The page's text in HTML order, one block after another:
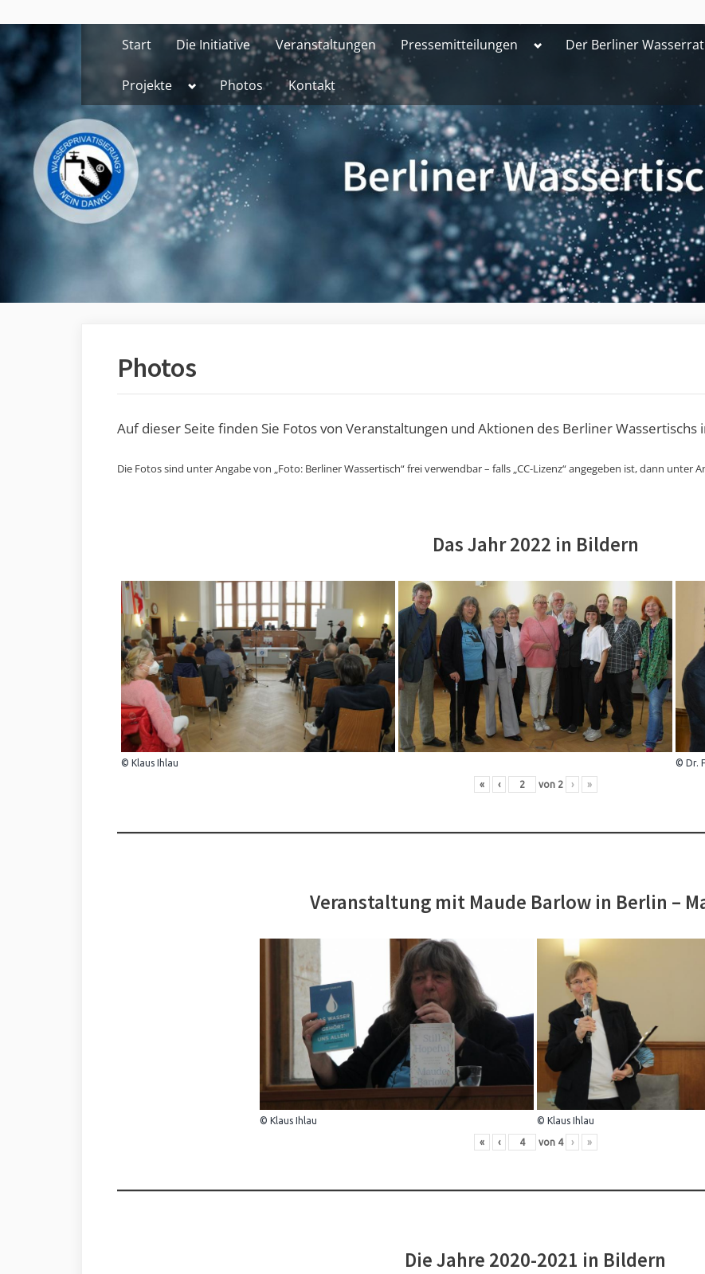
to
content
Start Die Initiative Veranstaltungen Pressemitteilungen ToggleDer Berliner Wasserrat
Projekte Toggle
menu
Photos Kontakt
Photos
Auf dieser Seite finden Sie Fotos von Veranstaltungen und Aktionen des Berliner
Die Fotos sind unter Angabe von „Foto: Berliner Wassertisch“ frei verwendbar – falls „CC-Lizenz“ angegeben ist, dann unter
Das Jahr 2022 in Bildern
© Klaus Ihlau © Dr.
« ‹ von 2 › »
Veranstaltung mit Maude Barlow in Berlin –
© Klaus Ihlau © Klaus Ihlau
« ‹ von 4 › »
Die Jahre 2020-2021 in Bildern